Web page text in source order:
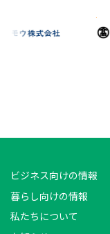
ビジネス向けの情報
暮らし向けの情報
私たちについて